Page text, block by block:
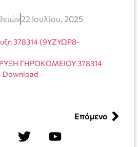
22 Ιουλίου, 2025
378314 (9ΥΖΥΩΡ8-
ΓΗΡΟΚΟΜΕΙΟΥ 378314
Download
Επόμενο